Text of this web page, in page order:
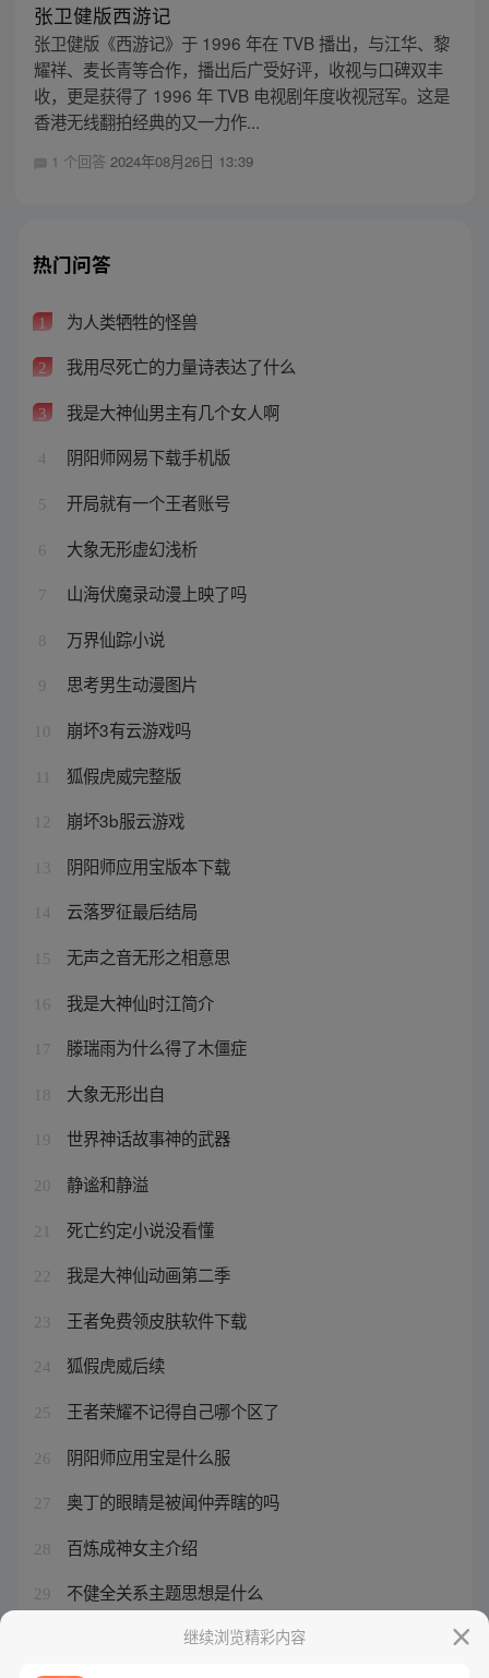
张卫健版西游记
张卫健版《西游记》于 1996 年在 TVB 播出，与江华、黎
耀祥、麦长青等合作，播出后广受好评，收视与口碑双丰
收，更是获得了 1996 年 TVB 电视剧年度收视冠军。这是
香港无线翻拍经典的又一力作...
1 个回答 2024年08月26日 13:39
热门问答
1 为人类牺牲的怪兽
2 我用尽死亡的力量诗表达了什么
3 我是大神仙男主有几个女人啊
4 阴阳师网易下载手机版
5 开局就有一个王者账号
6 大象无形虚幻浅析
7 山海伏魔录动漫上映了吗
8 万界仙踪小说
9 思考男生动漫图片
10 崩坏3有云游戏吗
狐假虎威完整版
12 崩坏3b服云游戏
13 阴阳师应用宝版本下载
14 云落罗征最后结局
15 无声之音无形之相意思
16 我是大神仙时江简介
17 滕瑞雨为什么得了木僵症
18 大象无形出自
19 世界神话故事神的武器
20 静谧和静溢
21 死亡约定小说没看懂
22 我是大神仙动画第二季
23 王者免费领皮肤软件下载
24 狐假虎威后续
25 王者荣耀不记得自己哪个区了
26 阴阳师应用宝是什么服
27 奥丁的眼睛是被闻仲弄瞎的吗
28 百炼成神女主介绍
29 不健全关系主题思想是什么
王者荣耀忘记在哪区了继续浏览精彩内容